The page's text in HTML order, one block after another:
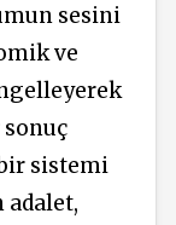
sesini
ve
sistemi
adalet,